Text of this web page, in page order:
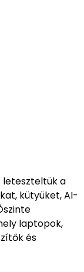
leteszteltük a
kütyüket, AI-
laptopok,
és